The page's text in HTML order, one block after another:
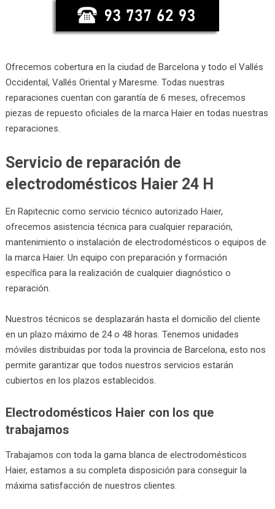
Ofrecemos cobertura en la ciudad de Barcelona y todo el Vallés
Occidental, Vallés Oriental y Maresme. Todas nuestras
reparaciones cuentan con garantía de 6 meses, ofrecemos
piezas de repuesto oficiales de la marca Haier en todas nuestras
reparaciones.
Servicio de reparación de
electrodomésticos Haier 24 H
En Rapitecnic como servicio técnico autorizado Haier,
ofrecemos asistencia técnica para cualquier reparación,
mantenimiento o instalación de electrodomésticos o equipos de
la marca Haier. Un equipo con preparación y formación
específica para la realización de cualquier diagnóstico o
reparación.
Nuestros técnicos se desplazarán hasta el domicilio del cliente
en un plazo máximo de 24 o 48 horas. Tenemos unidades
móviles distribuidas por toda la provincia de Barcelona, esto nos
permite garantizar que todos nuestros servicios estarán
cubiertos en los plazos establecidos.
Electrodomésticos Haier con los que
trabajamos
Trabajamos con toda la gama blanca de electrodomésticos
Haier, estamos a su completa disposición para conseguir la
máxima satisfacción de nuestros clientes.